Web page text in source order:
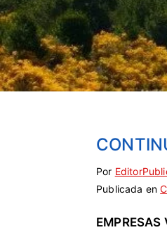
Por Editor
Publicada en
E
t
q
S
i
c